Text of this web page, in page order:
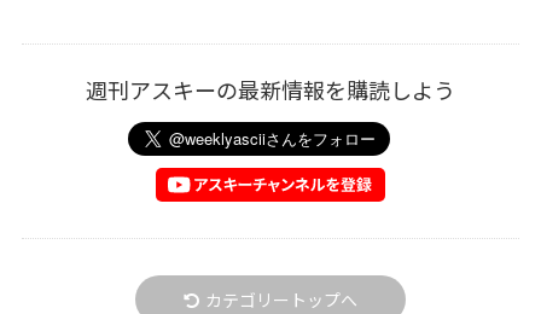
週刊アスキーの最新情報を購読しよう
カテゴリートップへ